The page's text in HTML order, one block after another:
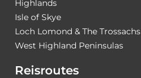
Highlands
Isle of Skye
Loch Lomond & The Trossachs
West Highland Peninsulas
Reisroutes